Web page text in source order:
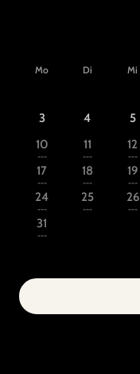
Mo Di Mi
3
4 5
10
---
11
---
12
---
17
---
18
---
19
---
24
---
25
---
26
---
31
---